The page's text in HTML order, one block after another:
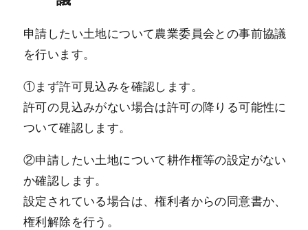
申請したい土地について農業委員会との事前協議
を行います。
①まず許可見込みを確認します。
許可の見込みがない場合は許可の降りる可能性に
ついて確認します。
②申請したい土地について耕作権等の設定がない
か確認します。
設定されている場合は、権利者からの同意書か、
権利解除を行う。